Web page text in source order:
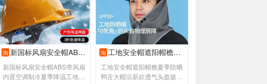
淘 新国标风扇安全帽ABS带风扇内置空调制冷夏季降温工地干活可照明
新国标风扇安全帽ABS带风扇
内置空调制冷夏季降温工地干
淘 工地安全帽遮阳帽檐夏季防晒鸭舌大帽沿新款透气头盔披肩太阳帽子
工地安全帽遮阳帽檐夏季防晒
鸭舌大帽沿新款透气头盔披肩